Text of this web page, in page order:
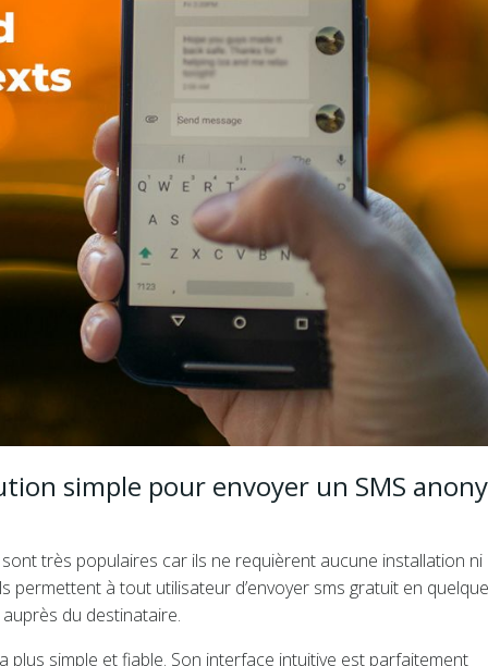
simple pour envoyer un SMS
très populaires car ils ne requièrent aucune installation ni
permettent à tout utilisateur d’envoyer sms gratuit en
du destinataire.
simple et fiable. Son interface intuitive est parfaitement